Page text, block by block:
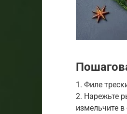
1. Филе
2. Нарежьте
измельчите в